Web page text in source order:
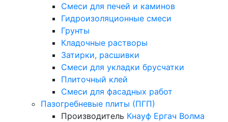
Смеси для печей и каминов
Гидроизоляционные смеси
Грунты
Кладочные растворы
Затирки, расшивки
Смеси для укладки брусчатки
Плиточный клей
Смеси для фасадных работ
Пазогребневые плиты (ПГП)
Производитель Кнауф Ергач Волма